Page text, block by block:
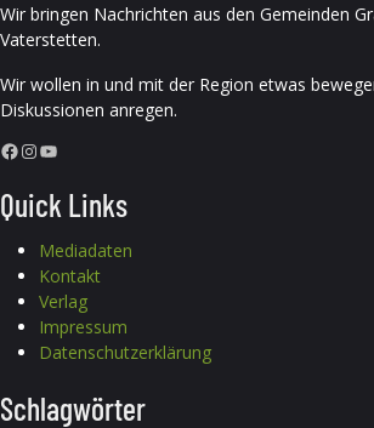
Wir bringen Nachrichten aus den Gemeinden
Vaterstetten.
Wir wollen in und mit der Region etwas
Diskussionen anregen.
Facebook InstagramYouTube
Quick Links
Mediadaten
Kontakt
Verlag
Impressum
Datenschutzerklärung
Schlagwörter